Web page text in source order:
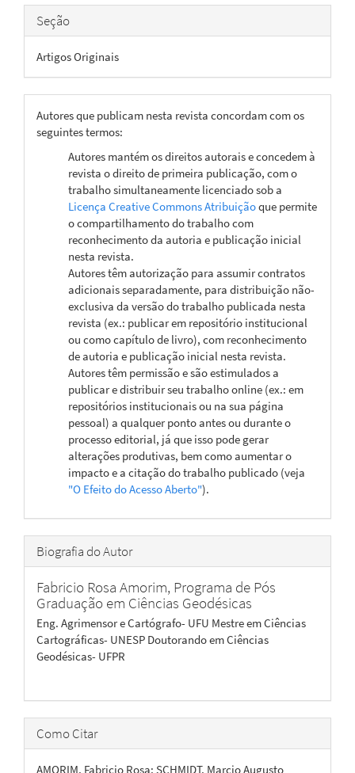
Seção
Artigos Originais
Autores que publicam nesta revista concordam com os
seguintes termos:
Autores mantém os direitos autorais e concedem à
revista o direito de primeira publicação, com o
trabalho simultaneamente licenciado sob a
Licença Creative Commons Atribuiçãoque permite
o compartilhamento do trabalho com
reconhecimento da autoria e publicação inicial
nesta revista.
Autores têm autorização para assumir contratos
adicionais separadamente, para distribuição não-
exclusiva da versão do trabalho publicada nesta
revista (ex.: publicar em repositório institucional
ou como capítulo de livro), com reconhecimento
de autoria e publicação inicial nesta revista.
Autores têm permissão e são estimulados a
publicar e distribuir seu trabalho online (ex.: em
repositórios institucionais ou na sua página
pessoal) a qualquer ponto antes ou durante o
processo editorial, já que isso pode gerar
alterações produtivas, bem como aumentar o
impacto e a citação do trabalho publicado (veja
"O Efeito do Acesso Aberto").
Biografia do Autor
Fabricio Rosa Amorim, Programa de Pós
Graduação em Ciências Geodésicas
Eng. Agrimensor e Cartógrafo- UFU Mestre em Ciências
Cartográficas- UNESP Doutorando em Ciências
Geodésicas- UFPR
Como Citar
AMORIM, Fabricio Rosa; SCHMIDT, Marcio Augusto